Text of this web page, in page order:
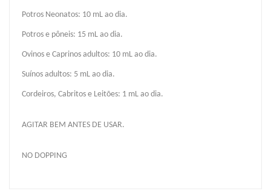
Potros Neonatos: 10 mL ao dia.
Potros e pôneis: 15 mL ao dia.
Ovinos e Caprinos adultos: 10 mL ao dia. ­
Suínos adultos: 5 mL ao dia.
Cordeiros, Cabritos e Leitões: 1 mL ao dia.
AGITAR BEM ANTES DE USAR.
NO DOPPING